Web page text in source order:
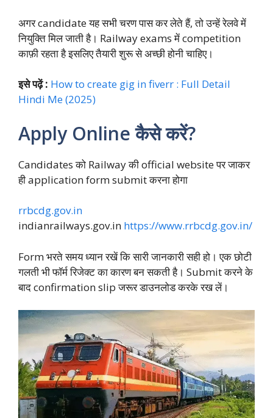
अगर candidate यह सभी चरण पास कर लेते हैं, तो उन्हें रेलवे में
नियुक्ति मिल जाती है। Railway exams में competition
काफ़ी रहता है इसलिए तैयारी शुरू से अच्छी होनी चाहिए।
इसे पढ़ें : How to create gig in fiverr : Full Detail
Hindi Me (2025)
Apply Online कैसे करें?
Candidates को Railway की official website पर जाकर
ही application form submit करना होगा
rrbcdg.gov.in
indianrailways.gov.in https://www.rrbcdg.gov.in/
Form भरते समय ध्यान रखें कि सारी जानकारी सही हो। एक छोटी
गलती भी फॉर्म रिजेक्ट का कारण बन सकती है। Submit करने के
बाद confirmation slip जरूर डाउनलोड करके रख लें।